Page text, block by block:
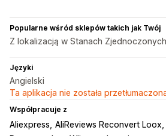
Popularne wśród sklepów takich jak Twój
Z lokalizacją w Stanach Zjednoczonych
Języki
Angielski
Ta aplikacja nie została
Współpracuje z
Aliexpress AliReviews Reconvert Loox